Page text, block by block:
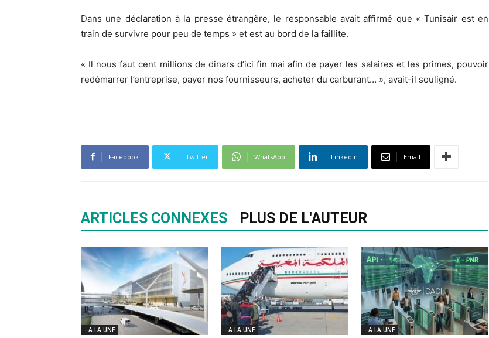
Dans une déclaration à la presse étrangère, le responsable avait affirmé que « Tunisair est en
train de survivre pour peu de temps » et est au bord de la faillite.
« Il nous faut cent millions de dinars d’ici fin mai afin de payer les salaires et les primes, pouvoir
redémarrer l’entreprise, payer nos fournisseurs, acheter du carburant… », avait-il souligné.
Facebook Twitter WhatsApp Linkedin Email
ARTICLES CONNEXES PLUS DE L'AUTEUR
- A LA UNE - A LA UNE - A LA UNE